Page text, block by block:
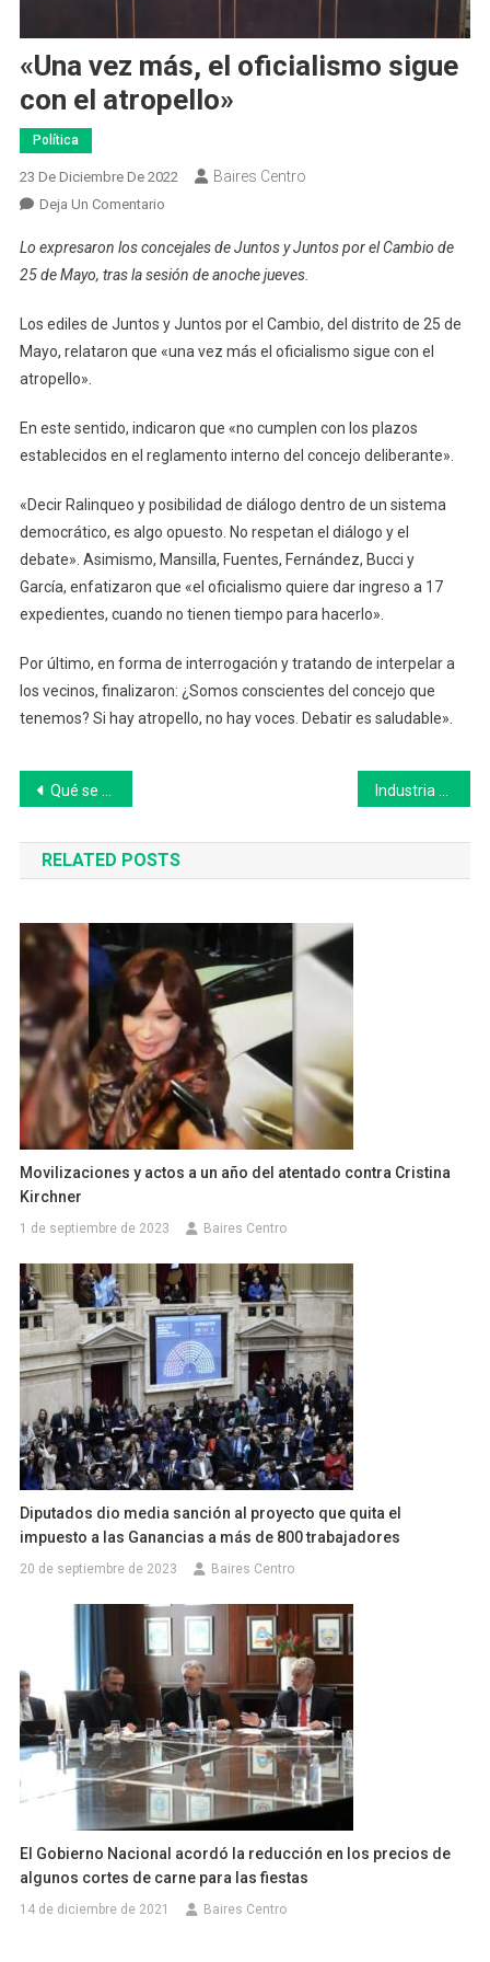
«Una vez más, el oficialismo sigue
con el atropello»
Política
23 De Diciembre De 2022 Baires Centro
Deja Un ComentarioEn
Vez
Más,
Oficialismo
Sigue
Atropello»
Lo expresaron los concejales de Juntos y Juntos por el Cambio de
25 de Mayo, tras la sesión de anoche jueves.
Los ediles de Juntos y Juntos por el Cambio, del distrito de 25 de
Mayo, relataron que «una vez más el oficialismo sigue con el
atropello».
En este sentido, indicaron que «no cumplen con los plazos
establecidos en el reglamento interno del concejo deliberante».
«Decir Ralinqueo y posibilidad de diálogo dentro de un sistema
democrático, es algo opuesto. No respetan el diálogo y el
debate». Asimismo, Mansilla, Fuentes, Fernández, Bucci y
García, enfatizaron que «el oficialismo quiere dar ingreso a 17
expedientes, cuando no tienen tiempo para hacerlo».
Por último, en forma de interrogación y tratando de interpelar a
los vecinos, finalizaron: ¿Somos conscientes del concejo que
tenemos? Si hay atropello, no hay voces. Debatir es saludable».
Navegación
de
entradas
Qué se sabe del crimen de Lorenzo King en Saladillo
RELATED POSTS
Movilizaciones y actos a un año del atentado contra Cristina
Kirchner
1 de septiembre de 2023 Baires Centro
Diputados dio media sanción al proyecto que quita el
impuesto a las Ganancias a más de 800 trabajadores
20 de septiembre de 2023 Baires Centro
El Gobierno Nacional acordó la reducción en los precios de
algunos cortes de carne para las fiestas
14 de diciembre de 2021 Baires Centro